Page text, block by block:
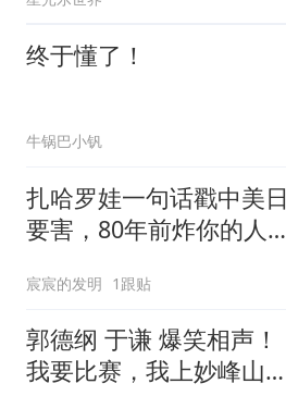
终于懂了！
牛锅巴小钒
扎哈罗娃一句话戳中美日
要害，80年前炸你的人，
宸宸的发明 1跟贴
郭德纲 于谦 爆笑相声！
我要比赛，我上妙峰山干